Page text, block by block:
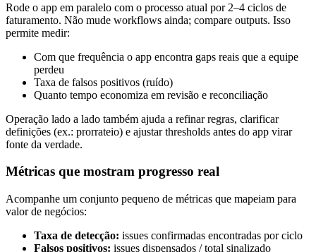
Rode o app em paralelo com o processo atual por 2–4 ciclos de
faturamento. Não mude workflows ainda; compare outputs. Isso
permite medir:
Com que frequência o app encontra gaps reais que a equipe
perdeu
Taxa de falsos positivos (ruído)
Quanto tempo economiza em revisão e reconciliação
Operação lado a lado também ajuda a refinar regras, clarificar
definições (ex.: prorrateio) e ajustar thresholds antes do app virar
fonte da verdade.
Métricas que mostram progresso real
Acompanhe um conjunto pequeno de métricas que mapeiam para
valor de negócios:
Taxa de detecção: issues confirmadas encontradas por ciclo
Falsos positivos: issues dispensados / total sinalizado